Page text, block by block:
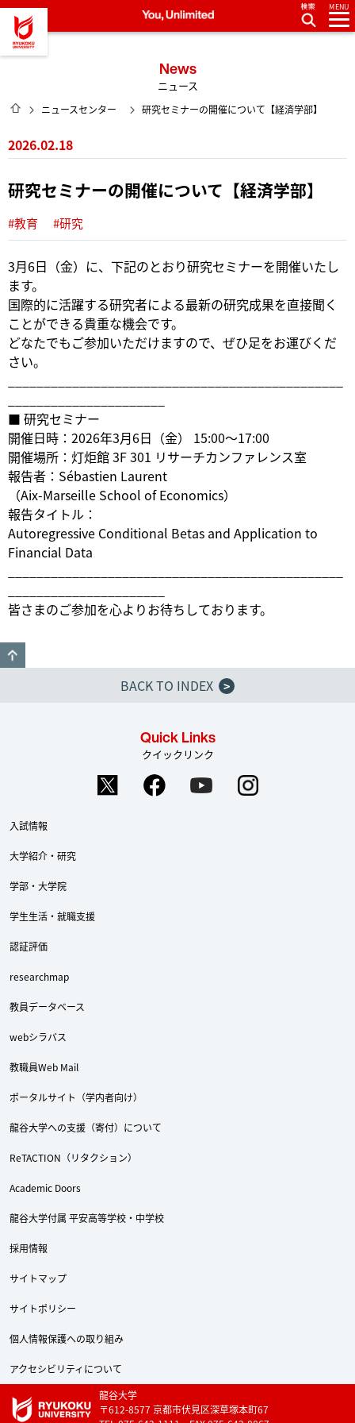
龍谷大学 You, Unlimited
MENU
News
ニュース
HOME
ニュースセンター 研究セミナーの開催について【経済学部】
2026.02.18
研究セミナーの開催について【経済学部】
#教育 #研究
3月6日（金）に、下記のとおり研究セミナーを開催いたし
ます。
国際的に活躍する研究者による最新の研究成果を直接聞く
ことができる貴重な機会です。
どなたでもご参加いただけますので、ぜひ足をお運びくだ
さい。
■ 研究セミナー
開催日時：2026年3月6日（金） 15:00〜17:00
開催場所：灯炬館 3F 301 リサーチカンファレンス室
報告者：Sébastien Laurent
（Aix-Marseille School of Economics）
報告タイトル：
Autoregressive Conditional Betas and Application to
Financial Data
皆さまのご参加を心よりお待ちしております。
BACK TO INDEX
>
Quick Links
クイックリンク
入試情報
大学紹介・研究
学部・大学院
学生生活・就職支援
認証評価
researchmap
教員データベース
webシラバス
教職員Web Mail
ポータルサイト（学内者向け）
龍谷大学への支援（寄付）について
ReTACTION（リタクション）
Academic Doors
龍谷大学付属 平安高等学校・中学校
採用情報
サイトマップ
サイトポリシー
個人情報保護への取り組み
アクセシビリティについて
龍谷大学
〒612-8577 京都市伏見区深草塚本町67